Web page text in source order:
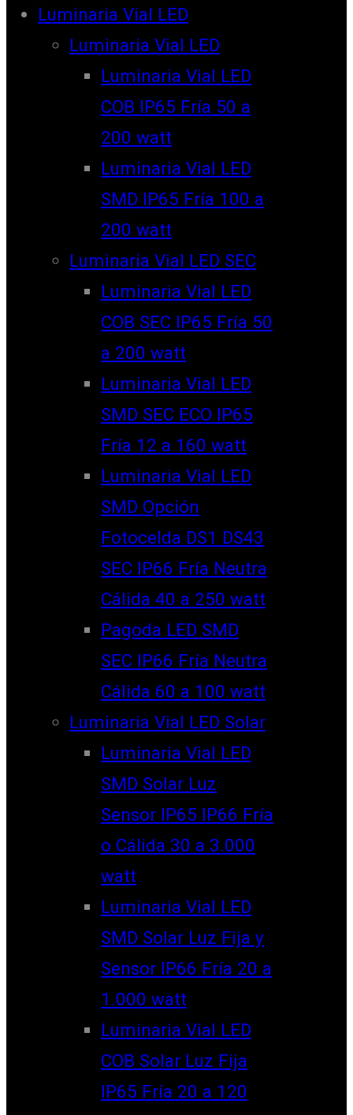
Luminaria Vial LED
Luminaria Vial LED
Luminaria Vial LED
COB IP65 Fría 50 a
200 watt
Luminaria Vial LED
SMD IP65 Fría 100 a
200 watt
Luminaria Vial LED SEC
Luminaria Vial LED
COB SEC IP65 Fría 50
a 200 watt
Luminaria Vial LED
SMD SEC ECO IP65
Fría 12 a 160 watt
Luminaria Vial LED
SMD Opción
Fotocelda DS1 DS43
SEC IP66 Fría Neutra
Cálida 40 a 250 watt
Pagoda LED SMD
SEC IP66 Fría Neutra
Cálida 60 a 100 watt
Luminaria Vial LED Solar
Luminaria Vial LED
SMD Solar Luz
Sensor IP65 IP66 Fría
o Cálida 30 a 3.000
watt
Luminaria Vial LED
SMD Solar Luz Fija y
Sensor IP66 Fría 20 a
1.000 watt
Luminaria Vial LED
COB Solar Luz Fija
IP65 Fría 20 a 120